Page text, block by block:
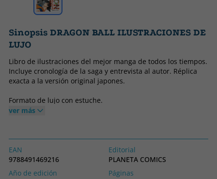
Sinopsis DRAGON BALL ILUSTRACIONES DE
LUJO
Libro de ilustraciones del mejor manga de todos los tiempos.
Incluye cronología de la saga y entrevista al autor. Réplica
exacta a la versión original japones.
Formato de lujo con estuche.
ver más
EAN
9788491469216
Editorial
PLANETA COMICS
Año de edición
Páginas